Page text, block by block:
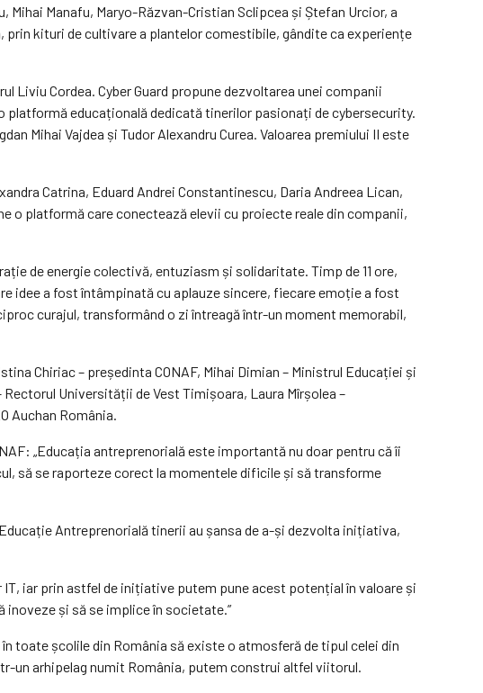
Manafu, Maryo-Răzvan-Cristian Sclipcea și Ștefan Urcior, a
kituri de cultivare a plantelor comestibile, gândite ca experiențe
Liviu Cordea. Cyber Guard propune dezvoltarea unei companii
educațională dedicată tinerilor pasionați de cybersecurity.
Mihai Vajdea și Tudor Alexandru Curea. Valoarea premiului II este
Catrina, Eduard Andrei Constantinescu, Daria Andreea Lican,
o platformă care conectează elevii cu proiecte reale din companii,
de energie colectivă, entuziasm și solidaritate. Timp de 11 ore,
idee a fost întâmpinată cu aplauze sincere, fiecare emoție a fost
curajul, transformând o zi întreagă într-un moment memorabil,
Chiriac – președinta CONAF, Mihai Dimian – Ministrul Educației și
Universității de Vest Timișoara, Laura Mîrșolea –
Auchan România.
„Educația antreprenorială este importantă nu doar pentru că îi
să se raporteze corect la momentele dificile și să transforme
Antreprenorială tinerii au șansa de a-și dezvolta inițiativa,
iar prin astfel de inițiative putem pune acest potențial în valoare și
și să se implice în societate.”
toate școlile din România să existe o atmosferă de tipul celei din
un arhipelag numit România, putem construi altfel viitorul.